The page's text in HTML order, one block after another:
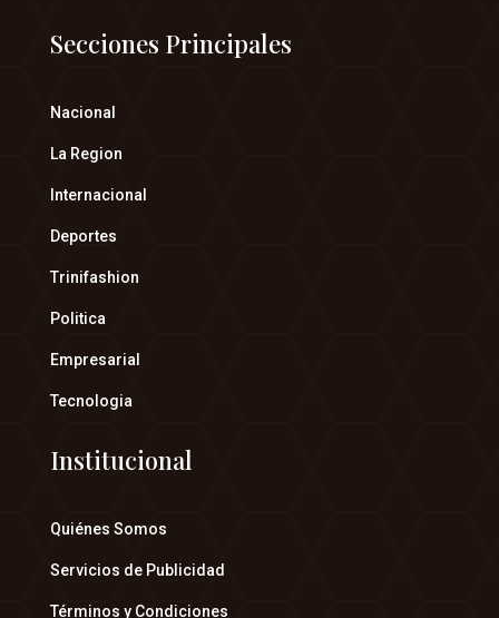
Secciones Principales
Nacional
La Region
Internacional
Deportes
Trinifashion
Politica
Empresarial
Tecnologia
Institucional
Quiénes Somos
Servicios de Publicidad
Términos y Condiciones